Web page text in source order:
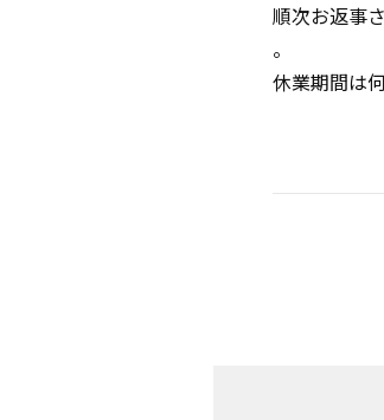
順次お返事
。
休業期間は